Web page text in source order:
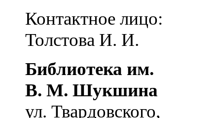
Контактное лицо:
Толстова И. И.
Библиотека им.
В. М. Шукшина
ул. Твардовского,